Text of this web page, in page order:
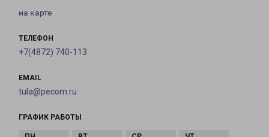
на карте
ТЕЛЕФОН
+7(4872) 740-113
EMAIL
tula@pecom.ru
ГРАФИК РАБОТЫ